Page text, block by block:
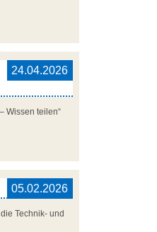
24.04.2026
Wissen teilen“
05.02.2026
Technik- und